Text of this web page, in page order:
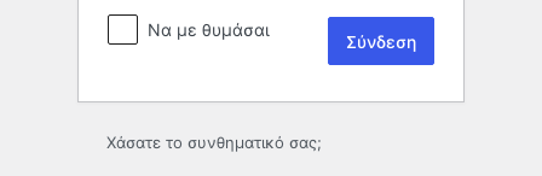
Να με θυμάσαι
Χάσατε το συνθηματικό σας;